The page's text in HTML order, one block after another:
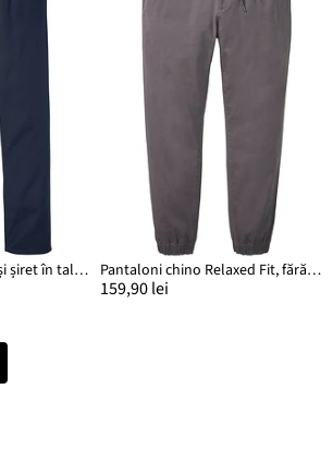
Pantaloni cu elastic și șiret în talie Regular Fit, drepți cu in Pantaloni chino Relaxed Fit, fără încheiere, drepți
159,90 lei